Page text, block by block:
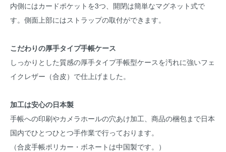
内側にはカードポケットを3つ、開閉は簡単なマグネット式で
す。側面上部にはストラップの取付ができます。
こだわりの厚手タイプ手帳ケース
しっかりとした質感の厚手タイプ手帳型ケースを汚れに強いフェ
イクレザー（合皮）で仕上げました。
加工は安心の日本製
手帳への印刷やカメラホールの穴あけ加工、商品の梱包まで日本
国内でひとつひとつ手作業で行っております。
（合皮手帳ポリカー・ボネートは中国製です。）